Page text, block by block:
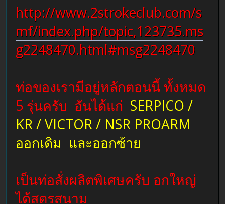
http://www.2strokeclub.com/s
mf/index.php/topic,123735.ms
g2248470.html#msg2248470
ท่อของเรามีอยู่หลักตอนนี้ ทั้งหมด
5 รุ่นครับ อันได้แก่ SERPICO /
KR / VICTOR / NSR PROARM
ออกเดิม และออกซ้าย
เป็นท่อสั่งผลิตพิเศษครับ อกใหญ่
ได้สูตรสนาม